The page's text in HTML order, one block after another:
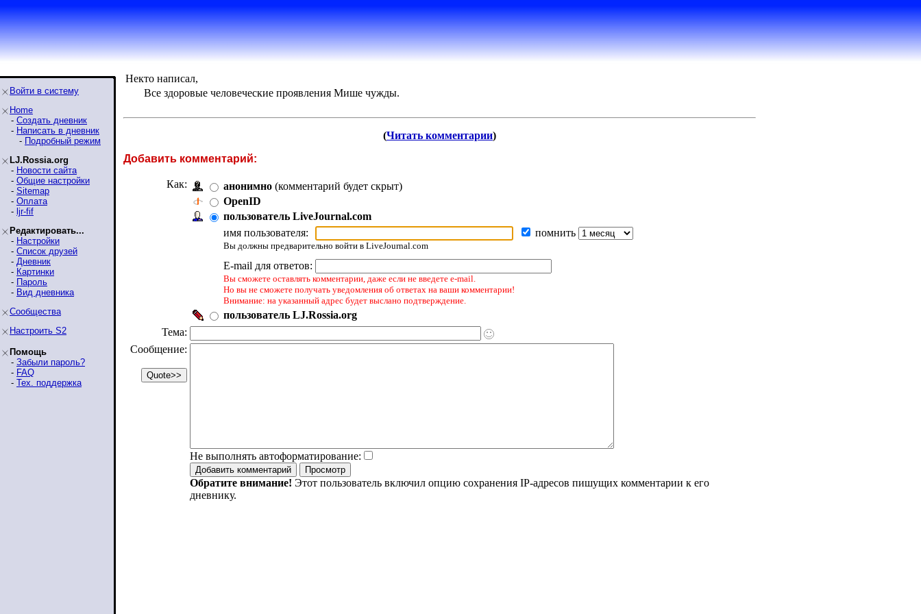
Войти в систему
Home
- Создать дневник
- Написать в дневник
- Подробный режим
LJ.Rossia.org
- Новости сайта
- Общие настройки
- Sitemap
- Оплата
- ljr-fif
Редактировать...
- Настройки
- Список друзей
- Дневник
- Картинки
- Пароль
- Вид дневника
Сообщества
Настроить S2
Помощь
- Забыли пароль?
- FAQ
- Тех. поддержка
Некто написал,
Все здоровые человеческие проявления Мише чужды.
(Читать комментарии)
Добавить комментарий:
Как: анонимно (комментарий будет скрыт)
OpenID
пользователь LiveJournal.com
имя пользователя:
помнить
Вы должны предварительно войти в LiveJournal.com
E-mail для ответов:
Вы сможете оставлять комментарии, даже если не введете e-mail.
Но вы не сможете получать уведомления об ответах на ваши комментарии!
Внимание: на указанный адрес будет выслано подтверждение.
пользователь LJ.Rossia.org
Тема:
Сообщение:
Не выполнять автоформатирование:
Обратите внимание! Этот пользователь включил опцию сохранения IP-адресов пишущих комментарии к его
дневнику.